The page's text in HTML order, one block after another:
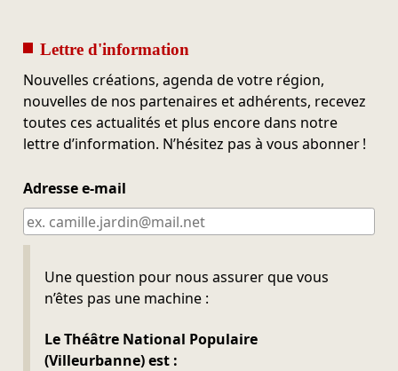
Lettre d'information
Nouvelles créations, agenda de votre région,
nouvelles de nos partenaires et adhérents, recevez
toutes ces actualités et plus encore dans notre
lettre d’information. N’hésitez pas à vous abonner !
Adresse e-mail
Une question pour nous assurer que vous
n’êtes pas une machine :
Le Théâtre National Populaire
(Villeurbanne) est :
Ne pas remplir